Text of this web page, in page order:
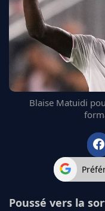
FC BARCELONE
MANCHESTER UNITED
CHELSEA
ARSENAL
BAYERN
L'AVIS DE LA RÉDAC'
Blaise Matuidi
Poussé vers la